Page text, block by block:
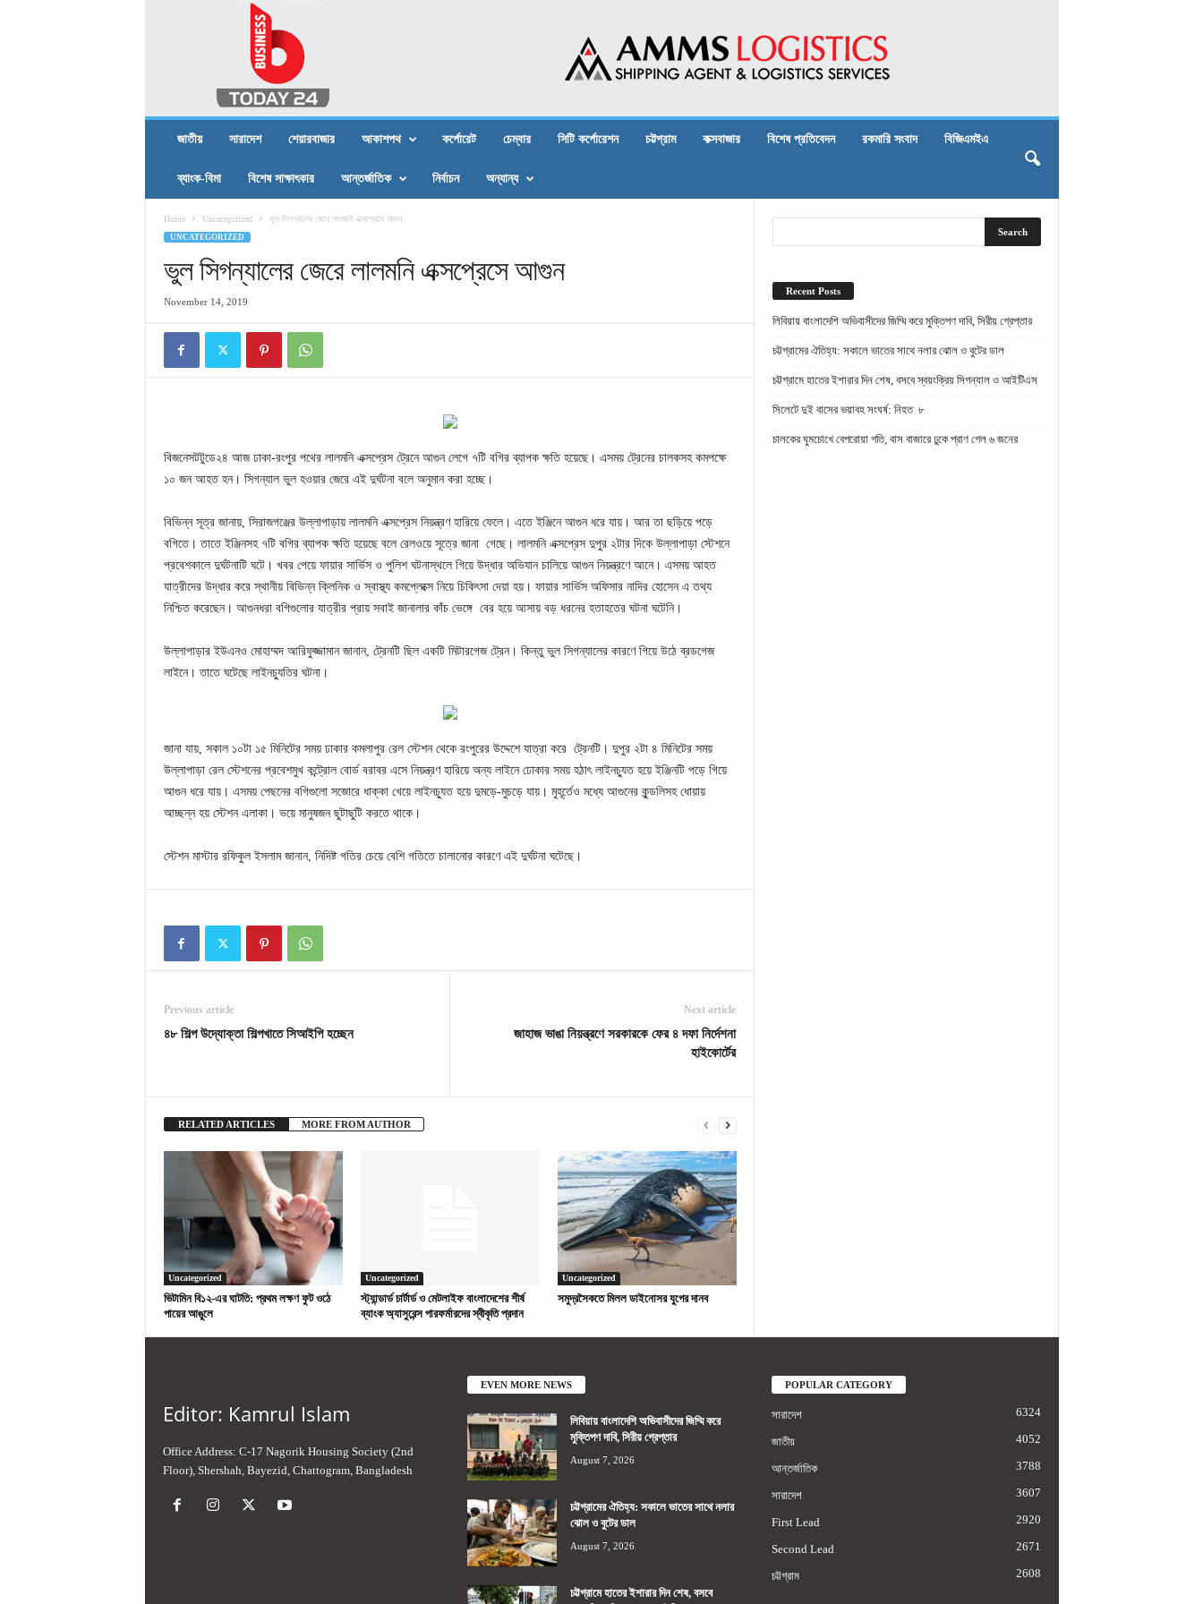
জাতীয় সারাদেশ শেয়ারবাজার আকাশপথ কর্পোরেট চেম্বার সিটি কর্পোরেশন চট্টগ্রাম কক্সবাজার বিশেষ প্রতিবেদন রকমারি সংবাদ বিজিএমইএ
ব্যাংক-বিমা বিশেষ সাক্ষাৎকার আন্তর্জাতিক নির্বাচন অন্যান্য
Home Uncategorized ভুল সিগন্যালের জেরে লালমনি এক্সপ্রেসে আগুন
UNCATEGORIZED
ভুল সিগন্যালের জেরে লালমনি এক্সপ্রেসে আগুন
November 14, 2019
বিজনেসটটুডে২৪ আজ ঢাকা-রংপুর পথের লালমনি এক্সপ্রেস ট্রেনে আগুন লেগে ৭টি বগির ব্যাপক ক্ষতি হয়েছে। এসময় ট্রেনের চালকসহ কমপক্ষে
১০ জন আহত হন। সিগন্যাল ভুল হওয়ার জেরে এই দুর্ঘটনা বলে অনুমান করা হচ্ছে।
বিভিন্ন সূত্র জানায়, সিরাজগঞ্জের উল্লাপাড়ায় লালমনি এক্সপ্রেস নিয়ন্ত্রণ হারিয়ে ফেলে। এতে ইঞ্জিনে আগুন ধরে যায়। আর তা ছড়িয়ে পড়ে
বগিতে। তাতে ইঞ্জিনসহ ৭টি বগির ব্যাপক ক্ষতি হয়েছে বলে রেলওয়ে সূত্রে জানা গেছে। লালমনি এক্সপ্রেস দুপুর ২টার দিকে উল্লাপাড়া স্টেশনে
প্রবেশকালে দুর্ঘটনাটি ঘটে। খবর পেয়ে ফায়ার সার্ভিস ও পুলিশ ঘটনাস্থলে গিয়ে উদ্ধার অভিযান চালিয়ে আগুন নিয়ন্ত্রণে আনে। এসময় আহত
যাত্রীদের উদ্ধার করে স্থানীয় বিভিন্ন ক্লিনিক ও স্বাস্থ্য কমপ্লেক্সে নিয়ে চিকিৎসা দেয়া হয়। ফায়ার সার্ভিস অফিসার নাদির হোসেন এ তথ্য
নিশ্চিত করেছেন। আগুনধরা বগিগুলোর যাত্রীর প্রায় সবাই জানালার কাঁচ ভেঙ্গে বের হয়ে আসায় বড় ধরনের হতাহতের ঘটনা ঘটেনি।
উল্লাপাড়ার ইউএনও মোহাম্মদ আরিফুজ্জামান জানান, ট্রেনটি ছিল একটি মিটারগেজ ট্রেন। কিন্তু ভুল সিগন্যালের কারণে গিয়ে উঠে ব্রডগেজ
লাইনে। তাতে ঘটেছে লাইনচ্যুতির ঘটনা।
জানা যায়, সকাল ১০টা ১৫ মিনিটের সময় ঢাকার কমলাপুর রেল স্টেশন থেকে রংপুরের উদ্দেশে যাত্রা করে ট্রেনটি। দুপুর ২টা ৪ মিনিটের সময়
উল্লাপাড়া রেল স্টেশনের প্রবেশমুখ কন্ট্রোল বোর্ড বরাবর এসে নিয়ন্ত্রণ হারিয়ে অন্য লাইনে ঢোকার সময় হঠাৎ লাইনচ্যুত হয়ে ইঞ্জিনটি পড়ে গিয়ে
আগুন ধরে যায়। এসময় পেছনের বগিগুলো সজোরে ধাক্কা খেয়ে লাইনচ্যুত হয়ে দুমড়ে-মুচড়ে যায়। মুহূর্তেও মধ্যে আগুনের কুন্ডলিসহ ধোয়ায়
আচ্ছন্ন হয় স্টেশন এলাকা। ভয়ে মানুষজন ছুটাছুটি করতে থাকে।
স্টেশন মাস্টার রফিকুল ইসলাম জানান, নিদিষ্ট গতির চেয়ে বেশি গতিতে চালানোর কারণে এই দুর্ঘটনা ঘটেছে।
Previous article
৪৮ শিল্প উদ্যোক্তা শিল্পখাতে সিআইপি হচ্ছেন
Next article
জাহাজ ভাঙা নিয়ন্ত্রণে সরকারকে ফের ৪ দফা নির্দেশনা
হাইকোর্টের
RELATED ARTICLES MORE FROM AUTHOR
Uncategorized
ভিটামিন বি১২-এর ঘাটতি: প্রথম লক্ষণ ফুট ওঠে
পায়ের আঙুলে
Uncategorized
স্ট্যান্ডার্ড চার্টার্ড ও মেটলাইফ বাংলাদেশের শীর্ষ
ব্যাংক অ্যাসুরেন্স পারফর্মারদের স্বীকৃতি প্রদান
Uncategorized
সমুদ্রসৈকতে মিলল ডাইনোসর যুগের দানব
Recent Posts
লিবিয়ায় বাংলাদেশি অভিবাসীদের জিম্মি করে মুক্তিপণ দাবি, সিরীয় গ্রেপ্তার
চট্টগ্রামের ঐতিহ্য: সকালে ভাতের সাথে নলার ঝোল ও বুটের ডাল
চট্টগ্রামে হাতের ইশারার দিন শেষ, বসবে স্বয়ংক্রিয় সিগন্যাল ও আইটিএস
সিলেটে দুই বাসের ভয়াবহ সংঘর্ষ: নিহত ৮
চালকের ঘুমচোখে বেপরোয়া গতি, বাস বাজারে ঢুকে প্রাণ গেল ৬ জনের
Editor: Kamrul Islam
Office Address: C-17 Nagorik Housing Society (2nd
Floor), Shershah, Bayezid, Chattogram, Bangladesh
EVEN MORE NEWS
লিবিয়ায় বাংলাদেশি অভিবাসীদের জিম্মি করে
মুক্তিপণ দাবি, সিরীয় গ্রেপ্তার
August 7, 2026
চট্টগ্রামের ঐতিহ্য: সকালে ভাতের সাথে নলার
ঝোল ও বুটের ডাল
August 7, 2026
চট্টগ্রামে হাতের ইশারার দিন শেষ, বসবে
POPULAR CATEGORY
সারাদেশ 6324
জাতীয় 4052
আন্তর্জাতিক 3788
সারাদেশ 3607
First Lead 2920
Second Lead 2671
চট্টগ্রাম 2608